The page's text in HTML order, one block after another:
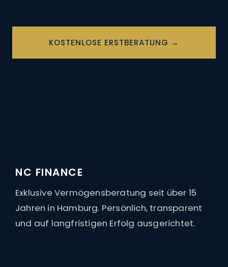
KOSTENLOSE ERSTBERATUNG →
mbH
NC FINANCE
Exklusive Vermögensberatung seit über 15
Jahren in Hamburg. Persönlich, transparent
und auf langfristigen Erfolg ausgerichtet.